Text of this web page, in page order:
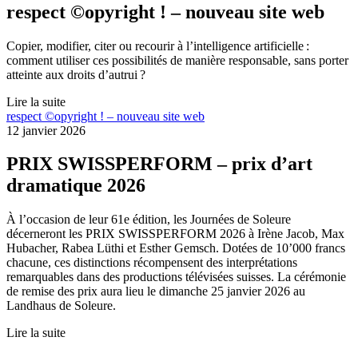
respect ©opyright ! – nouveau site web
Copier, modifier, citer ou recourir à l’intelligence artificielle :
comment utiliser ces possibilités de manière responsable, sans porter
atteinte aux droits d’autrui ?
Lire la suite
respect ©opyright ! – nouveau site web
12 janvier 2026
PRIX SWISSPERFORM – prix d’art
dramatique 2026
À l’occasion de leur 61e édition, les Journées de Soleure
décerneront les PRIX SWISSPERFORM 2026 à Irène Jacob, Max
Hubacher, Rabea Lüthi et Esther Gemsch. Dotées de 10’000 francs
chacune, ces distinctions récompensent des interprétations
remarquables dans des productions télévisées suisses. La cérémonie
de remise des prix aura lieu le dimanche 25 janvier 2026 au
Landhaus de Soleure.
Lire la suite